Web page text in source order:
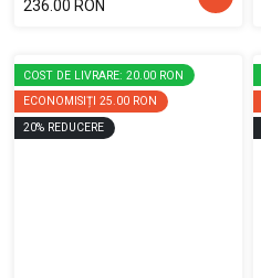
236.00 RON
COST DE LIVRARE: 20.00 RON
ECONOMISIȚI 25.00 RON
20% REDUCERE